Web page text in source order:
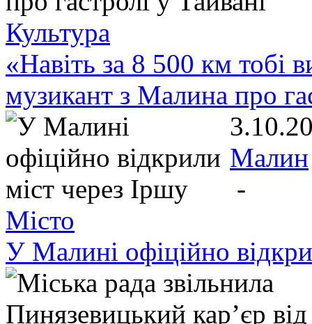
Культура
«Навіть за 8 500 км тобі
музикант з Малина про
Малин
-
Місто
У Малині офіційно